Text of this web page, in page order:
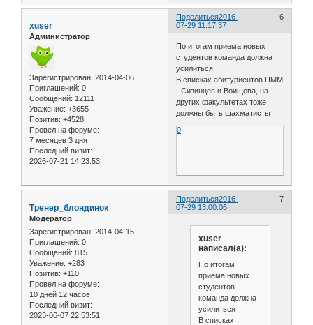
Поделиться 6
2016-
07-29 11:17:37
xuser
Администратор
Зарегистрирован: 2014-04-06
Приглашений: 0
Сообщений: 12111
Уважение: +3655
Позитив: +4528
Провел на форуме:
7 месяцев 3 дня
Последний визит:
2026-07-21 14:23:53
По итогам приема новых
студентов команда должна
усилиться
В списках абитуриентов ПММ
- Сизинцев и Воищева, на
других факультетах тоже
должны быть шахматисты
0
Поделиться 7
2016-
07-29 13:00:06
Тренер_блондинок
Модератор
Зарегистрирован: 2014-04-15
Приглашений: 0
Сообщений: 815
Уважение: +283
Позитив: +110
Провел на форуме:
10 дней 12 часов
Последний визит:
2023-06-07 22:53:51
xuser
написал(а):
По итогам
приема новых
студентов
команда должна
усилиться
В списках